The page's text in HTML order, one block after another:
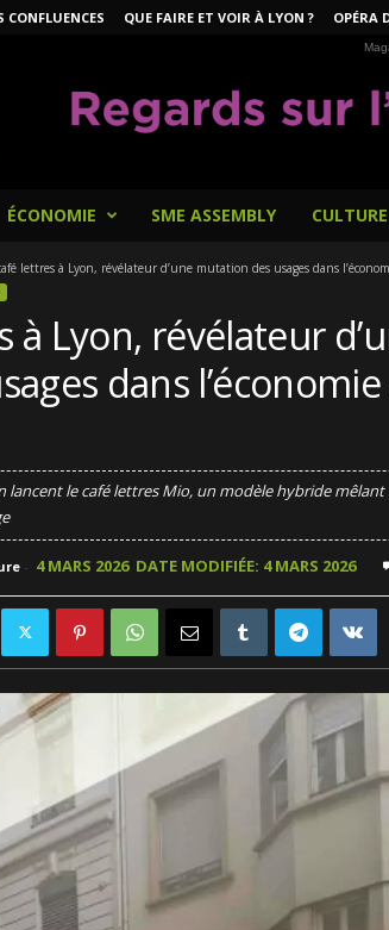
CONFLUENCES QUE FAIRE ET VOIR À LYON ? OPÉRA
ÉCONOMIE SME ASSEMBLY CULTURE
lettres à Lyon, révélateur d’une mutation des usages dans
à Lyon, révélateur
dans
lancent le café lettres Mio, un modèle hybride
- 4 MARS 2026 DATE MODIFIÉE: 4 MARS 2026